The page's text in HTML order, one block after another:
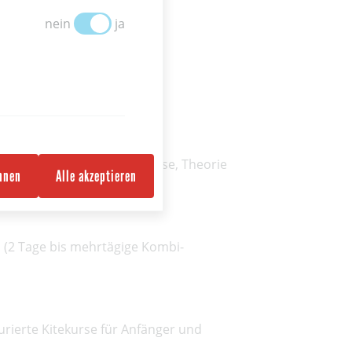
(2-, 3- oder 5-Tage-Kurse, Theorie
Tage bis mehrtägige Kombi-
Kitekurse für Anfänger und
nein
Google Tag Manager
ja
Alle akzeptieren